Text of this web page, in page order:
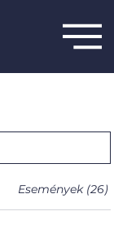
Események (26)